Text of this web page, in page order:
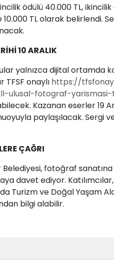
ödülü 40.000 TL, ikincilik
10.000 TL olarak belirlendi.
10 ARALIK
yalnızca dijital ortamda
onaylı https://
ulusal-fotograf-
Kazanan eserler 19
paylaşılacak. Sergi
ÇAĞRI
Belediyesi, fotoğraf
davet ediyor.
Turizm ve Doğal Yaşam
bilgi alabilir.